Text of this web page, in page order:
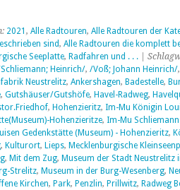
2021 , Alle Radtouren, Alle Radtouren der
sind, Alle Radtouren die komplett
Seeplatte, Radfahren und . . .|
Heinrich/, /Voß; Johann Heinrich/,
Neustrelitz, Ankershagen, Badestelle,
, Gutshäuser/Gutshöfe, Havel-Radweg,
, Hohenzieritz, Im-Mu Königin
Hohenzieritze, Im-Mu
Gedenkstätte (Museum) - Hohenzieritz,
, Kulturort, Lieps, Mecklenburgische
, Mit dem Zug, Museum der Stadt
Strelitz, Museum in der Burg-Wesenberg,
Kirchen, Park, Penzlin, Prillwitz, Radweg